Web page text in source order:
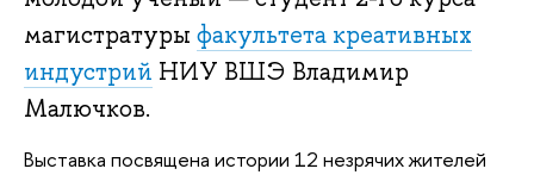
магистратуры факультета креативных
индустрий НИУ ВШЭ Владимир
Малючков.
Выставка посвящена истории 12 незрячих жителей